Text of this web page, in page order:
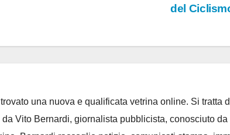
del
una nuova e qualificata vetrina online. Si tratta
Vito Bernardi, giornalista pubblicista, conosciuto da